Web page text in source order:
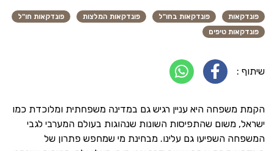
פונדקאות פונדקאות בחו"ל פונדקאות המלצות
פונדקאות חו"ל
פונדקאות טיפים
שיתוף :
הקמת משפחה היא עניין רגיש גם במדינה משפחתית ומלוכדת כמו
ישראל, משום שהתפיסות השונות שנהוגות בעולם המערבי לגבי
המשפחה השפיעו גם עלינו. מבחינת מי שמחפש פתרון של